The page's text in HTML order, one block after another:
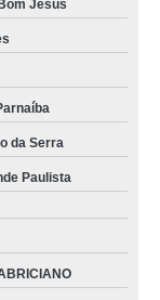
Jesus
da Serra
Paulista